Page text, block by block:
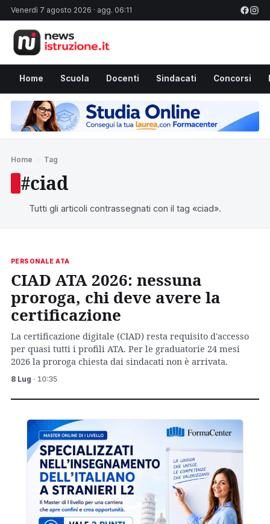
Venerdì 7 agosto 2026 · agg. 06:11
Home Scuola Docenti Sindacati Concorsi
Home Tag
#ciad
Tutti gli articoli contrassegnati con il tag «ciad».
PERSONALE ATA
CIAD ATA 2026: nessuna
proroga, chi deve avere la
certificazione
La certificazione digitale (CIAD) resta requisito d'accesso
per quasi tutti i profili ATA. Per le graduatorie 24 mesi
2026 la proroga chiesta dai sindacati non è arrivata.
8 Lug · 10:35